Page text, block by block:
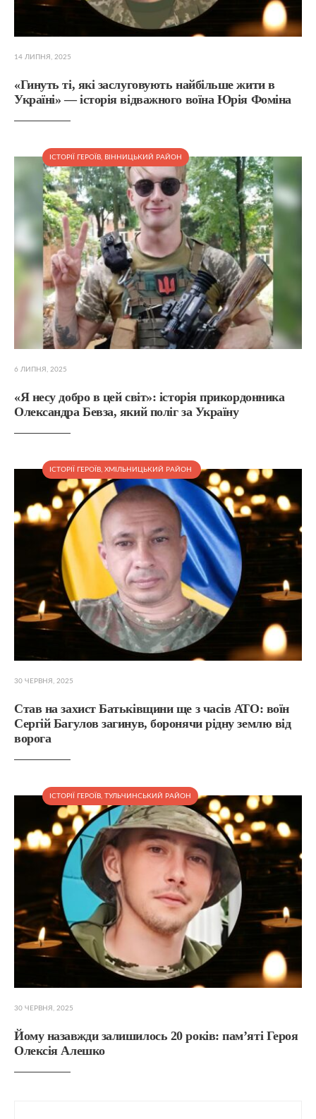
14 ЛИПНЯ, 2025
«Гинуть ті, які заслуговують найбільше жити в
Україні» — історія відважного воїна Юрія Фоміна
ІСТОРІЇ ГЕРОЇВ, ВІННИЦЬКИЙ РАЙОН
6 ЛИПНЯ, 2025
«Я несу добро в цей світ»: історія прикордонника
Олександра Бевза, який поліг за Україну
ІСТОРІЇ ГЕРОЇВ ХМІЛЬНИЦЬКИЙ РАЙОН
30 ЧЕРВНЯ, 2025
Став на захист Батьківщини ще з часів АТО: воїн
Сергій Багулов загинув, боронячи рідну землю від
ворога
ІСТОРІЇ ГЕРОЇВ, ТУЛЬЧИНСЬКИЙ РАЙОН
30 ЧЕРВНЯ, 2025
Йому назавжди залишилось 20 років: пам’яті Героя
Олексія Алешко